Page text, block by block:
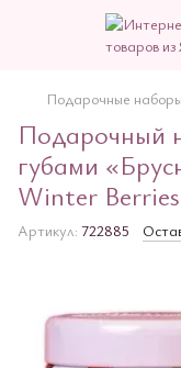
Подарочные наборы
Подарочный
губами
Winter
Артикул: 722885